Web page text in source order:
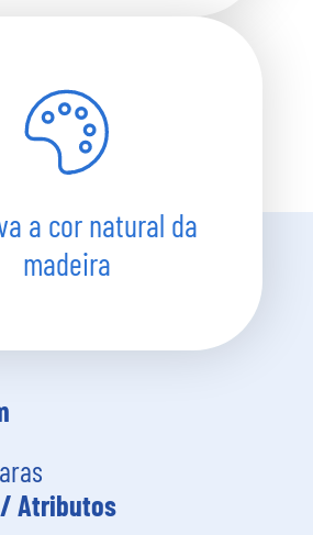
a cor natural da
madeira
Atributos